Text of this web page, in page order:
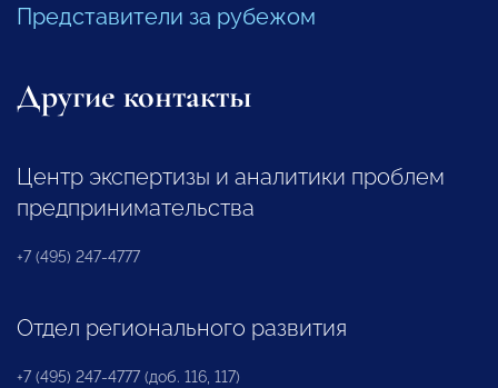
Представители за рубежом
Другие контакты
Центр экспертизы и аналитики проблем
предпринимательства
+7 (495) 247-4777
Отдел регионального развития
+7 (495) 247-4777 (доб. 116, 117)